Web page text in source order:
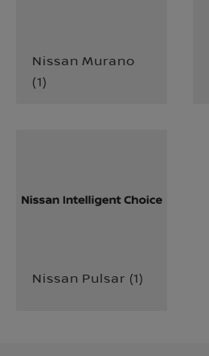
Nissan Murano
(1)
Nissan Pulsar (1)